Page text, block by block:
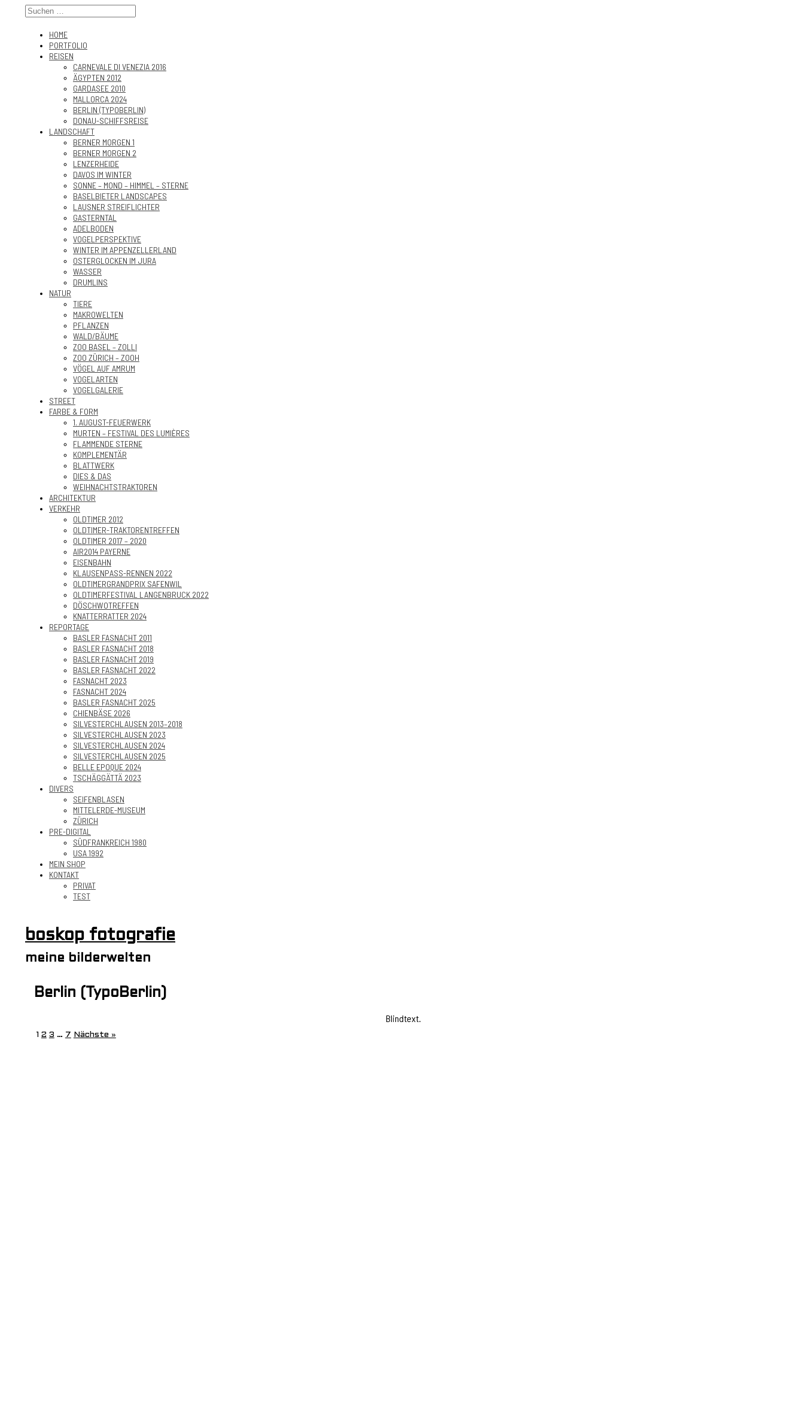
HOME
PORTFOLIO
REISEN
CARNEVALE DI VENEZIA 2016
ÄGYPTEN 2012
GARDASEE 2010
MALLORCA 2024
BERLIN (TYPOBERLIN)
DONAU-SCHIFFSREISE
LANDSCHAFT
BERNER MORGEN 1
BERNER MORGEN 2
LENZERHEIDE
DAVOS IM WINTER
SONNE – MOND – HIMMEL – STERNE
BASELBIETER LANDSCAPES
LAUSNER STREIFLICHTER
GASTERNTAL
ADELBODEN
VOGELPERSPEKTIVE
WINTER IM APPENZELLERLAND
OSTERGLOCKEN IM JURA
WASSER
DRUMLINS
NATUR
TIERE
MAKROWELTEN
PFLANZEN
WALD/BÄUME
ZOO BASEL – ZOLLI
ZOO ZÜRICH – ZOOH
VÖGEL AUF AMRUM
VOGELARTEN
VOGELGALERIE
STREET
FARBE & FORM
1. AUGUST-FEUERWERK
MURTEN – FESTIVAL DES LUMIÈRES
FLAMMENDE STERNE
KOMPLEMENTÄR
BLATTWERK
DIES & DAS
WEIHNACHTSTRAKTOREN
ARCHITEKTUR
VERKEHR
OLDTIMER 2012
OLDTIMER-TRAKTORENTREFFEN
OLDTIMER 2017 – 2020
AIR2014 PAYERNE
EISENBAHN
KLAUSENPASS-RENNEN 2022
OLDTIMERGRANDPRIX SAFENWIL
OLDTIMERFESTIVAL LANGENBRUCK 2022
DÖSCHWOTREFFEN
KNATTERRATTER 2024
REPORTAGE
BASLER FASNACHT 2011
BASLER FASNACHT 2018
BASLER FASNACHT 2019
BASLER FASNACHT 2022
FASNACHT 2023
FASNACHT 2024
BASLER FASNACHT 2025
CHIENBÄSE 2026
SILVESTERCHLAUSEN 2013–2018
SILVESTERCHLAUSEN 2023
SILVESTERCHLAUSEN 2024
SILVESTERCHLAUSEN 2025
BELLE EPOQUE 2024
TSCHÄGGÄTTÄ 2023
DIVERS
SEIFENBLASEN
MITTELERDE-MUSEUM
ZÜRICH
PRE-DIGITAL
SÜDFRANKREICH 1980
USA 1992
MEIN SHOP
KONTAKT
PRIVAT
TEST
boskop fotografie
meine bilderwelten
Berlin (TypoBerlin)
Blindtext.
1 2 3 … 7 Nächste »